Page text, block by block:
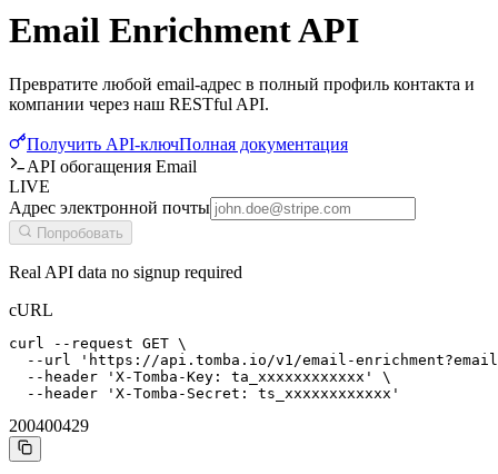
Email EnrichmentAPI
Превратите любой email-адрес в полный профиль контакта и
компании через наш RESTful API.
Получить API-ключПолная документация
API обогащения Email
LIVE
Адрес электронной почты
Попробовать
Real API data no signup required
cURL
curl --request GET \
--url 'https://api.tomba.io/v1/email-
  --header 'X-Tomba-Key: ta_xxxxxxxxxxxx' \
  --header 'X-Tomba-Secret: ts_xxxxxxxxxxxx'
200400429